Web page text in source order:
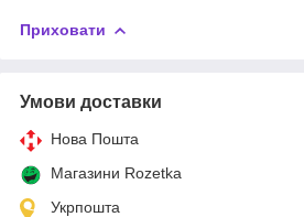
Приховати
Умови доставки
Нова Пошта
Магазини Rozetka
Укрпошта